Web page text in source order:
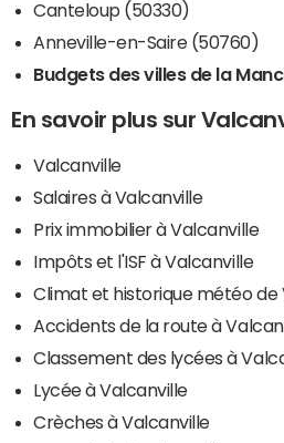
Canteloup (50330)
Anneville-en-Saire (50760)
Budgets des villes de la
En savoir plus sur
Valcanville
Salaires à Valcanville
Prix immobilier à Valcanville
Impôts et l'ISF à Valcanville
Climat et historique météo de
Accidents de la route à
Classement des lycées à
Lycée à Valcanville
Crèches à Valcanville